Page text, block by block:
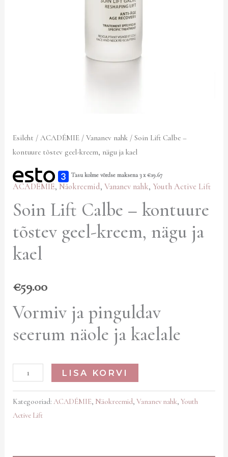
Esileht / ACADÉMIE /Vananev nahk / Soin Lift Calbe –
kontuure tõstev geel-kreem, nägu ja kael
Tasu kolme võrdse maksena 3 x€19.67
ACADÉMIE, Näokreemid,Vananev nahk, Youth Active Lift
Soin Lift Calbe – kontuure
tõstev geel-kreem, nägu ja
kael
€59.00
Vormiv ja pinguldav
seerum näole ja kaelale
LISA KORVI
Kategooriad:ACADÉMIE, Näokreemid,Vananev nahk,Youth
Active Lift